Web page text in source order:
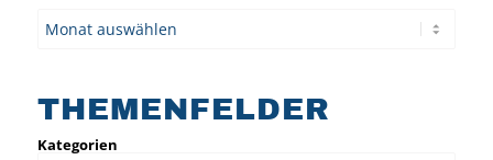
THEMENFELDER
Kategorien